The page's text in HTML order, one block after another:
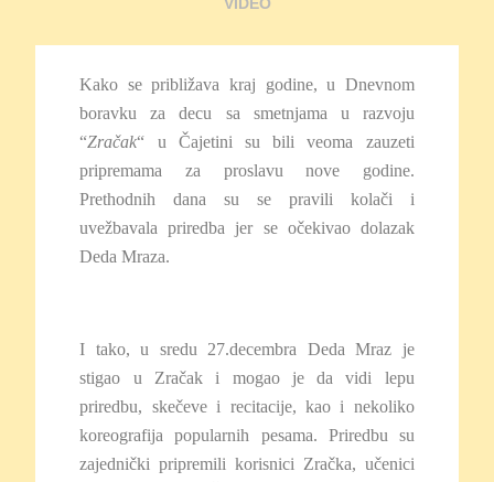
Kako se približava kraj godine, u Dnevnom
boravku za decu sa smetnjama u razvoju
“Zračak“ u Čajetini su bili veoma zauzeti
pripremama za proslavu nove godine.
Prethodnih dana su se pravili kolači i
uvežbavala priredba jer se očekivao dolazak
Deda Mraza.
I tako, u sredu 27.decembra Deda Mraz je
stigao u Zračak i mogao je da vidi lepu
priredbu, skečeve i recitacije, kao i nekoliko
koreografija popularnih pesama. Priredbu su
zajednički pripremili korisnici Zračka, učenici